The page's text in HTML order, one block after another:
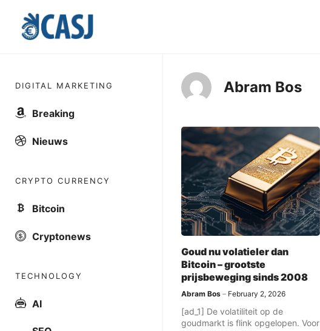
content
Abram Bos
Goud nu volatieler dan
Bitcoin – grootste
prijsbeweging sinds 2008
Abram Bos February 2, 2026
[ad_1] De volatiliteit op de
goudmarkt is flink opgelopen. Voor
DIGITAL MARKETING
Breaking
Nieuws
CRYPTO CURRENCY
Bitcoin
Cryptonews
TECHNOLOGY
AI